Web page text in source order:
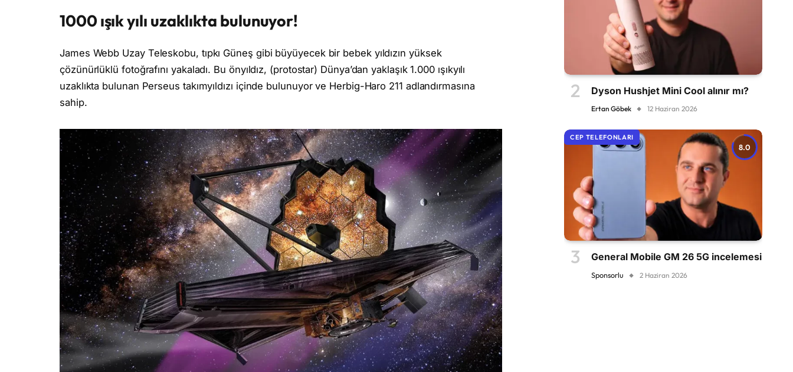
1000 ışık yılı uzaklıkta bulunuyor!
James Webb Uzay Teleskobu, tıpkı Güneş gibi büyüyecek bir bebek yıldızın yüksek
çözünürlüklü fotoğrafını yakaladı. Bu önyıldız, (protostar) Dünya’dan yaklaşık 1.000 ışıkyılı
uzaklıkta bulunan Perseus takımyıldızı içinde bulunuyor ve Herbig-Haro 211 adlandırmasına
sahip.
Dyson Hushjet Mini Cool alınır mı?
Ertan Göbek 12 Haziran 2026
8.0
CEP TELEFONLARI
General Mobile GM 26 5G incelemesi
Sponsorlu 2 Haziran 2026